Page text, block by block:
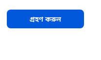
গ্রহণ করুন